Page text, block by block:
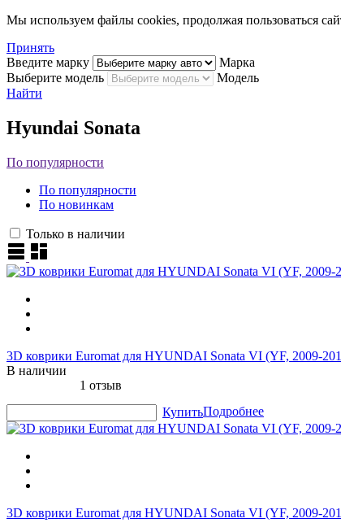
Мы используем файлы cookies, продолжая пользоваться
Принять
Введите марку
Марка
Выберите модель
Модель
Найти
Hyundai Sonata
По популярности
По популярности
По новинкам
Только в наличии
3D коврики Euromat для HYUNDAI Sonata VI (YF, 2009-
В наличии
1 отзыв
КупитьПодробнее
3D коврики Euromat для HYUNDAI Sonata VI (YF, 2009-